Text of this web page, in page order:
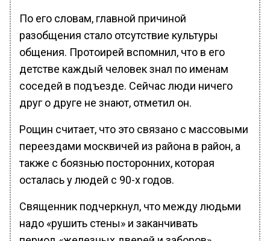
По его словам, главной причиной
разобщения стало отсутствие культуры
общения. Протоирей вспомнил, что в его
детстве каждый человек знал по именам
соседей в подъезде. Сейчас люди ничего
друг о друге не знают, отметил он.
Рощин считает, что это связано с массовыми
переездами москвичей из района в район, а
также с боязнью посторонних, которая
осталась у людей с 90-х годов.
Священник подчеркнул, что между людьми
надо «рушить стены» и заканчивать